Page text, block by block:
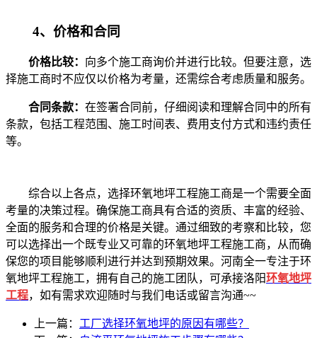
4、价格和合同
价格比较： 向多个施工商询价并进行比较。但要注意，选
择施工商时不应仅以价格为考量，还需综合考虑质量和服务。
合同条款： 在签署合同前，仔细阅读和理解合同中的所有
条款，包括工程范围、施工时间表、费用支付方式和违约责任
等。
综合以上各点，选择环氧地坪工程施工商是一个需要全面
考量的决策过程。确保施工商具有合适的资质、丰富的经验、
全面的服务和合理的价格是关键。通过细致的考察和比较，您
可以选择出一个既专业又可靠的环氧地坪工程施工商，从而确
保您的项目能够顺利进行并达到预期效果。河南全一专注于环
氧地坪工程施工，拥有自己的施工团队，可承接洛阳环氧地坪
工程，如有需求欢迎随时与我们电话或留言沟通~~
上一篇： 工厂选择环氧地坪的原因有哪些？